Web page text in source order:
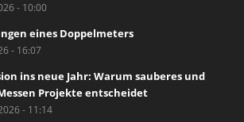
- 10:00
eines Doppelmeters
- 16:07
ins neue Jahr: Warum sauberes und
Projekte entscheidet
- 11:14